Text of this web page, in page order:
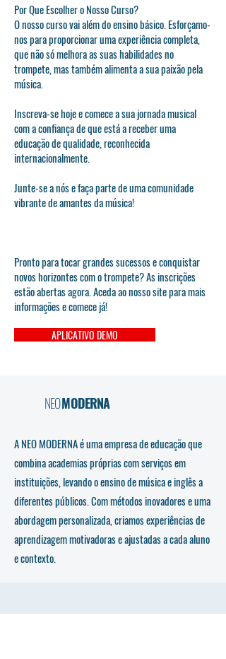
Por Que Escolher o Nosso Curso?
O nosso curso vai além do ensino básico. Esforçamo-
nos para proporcionar uma experiência completa,
que não só melhora as suas habilidades no
trompete, mas também alimenta a sua paixão pela
música.
Inscreva-se hoje e comece a sua jornada musical
com a confiança de que está a receber uma
educação de qualidade, reconhecida
internacionalmente.
Junte-se a nós e faça parte de uma comunidade
vibrante de amantes da música!
Pronto para tocar grandes sucessos e conquistar
novos horizontes com o trompete? As inscrições
estão abertas agora. Aceda ao nosso site para mais
informações e comece já!
APLICATIVO DEMO
NEOMODERNA
A NEO MODERNA é uma empresa de educação que
combina academias próprias com serviços em
instituições, levando o ensino de música e inglês a
diferentes públicos. Com métodos inovadores e uma
abordagem personalizada, criamos experiências de
aprendizagem motivadoras e ajustadas a cada aluno
e contexto.